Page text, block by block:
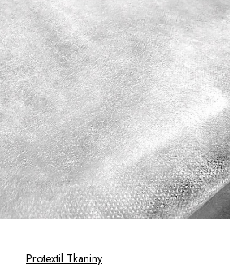
Protextil Tkaniny